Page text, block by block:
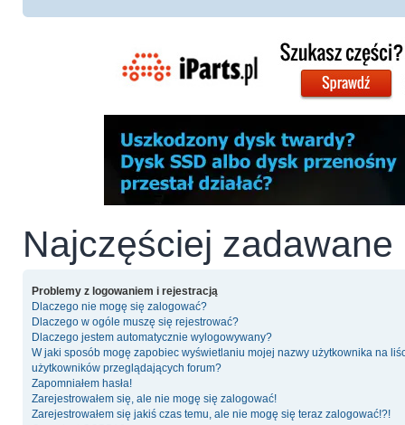
Najczęściej zadawane
Problemy z logowaniem i rejestracją
Dlaczego nie mogę się zalogować?
Dlaczego w ogóle muszę się rejestrować?
Dlaczego jestem automatycznie wylogowywany?
W jaki sposób mogę zapobiec wyświetlaniu mojej nazwy użytkownika na
użytkowników przeglądających forum?
Zapomniałem hasła!
Zarejestrowałem się, ale nie mogę się zalogować!
Zarejestrowałem się jakiś czas temu, ale nie mogę się teraz zalogować!?!